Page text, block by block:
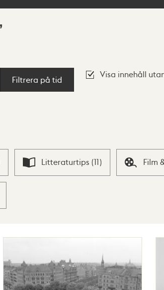
Filtrera på tid
Visa innehåll
Litteraturtips (11) Film